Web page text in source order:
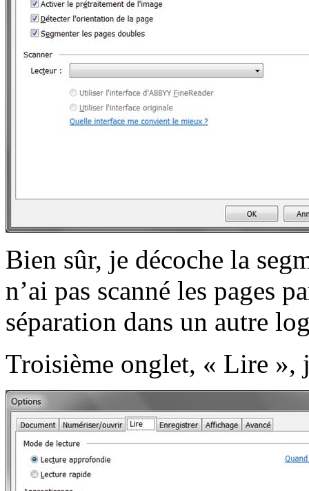
Bien sûr, je décoche la
n’ai pas scanné les pages
séparation dans un autre
Troisième onglet, « Lire »,